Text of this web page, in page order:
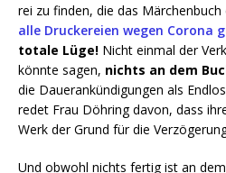
rei zu fin­den, die das
alle Dru­cke­rei­en wegen Coro­na
tota­le Lüge! Nicht ein­mal der
könn­te sagen, nichts an dem
die Dau­er­an­kün­di­gun­gen als
redet Frau Döh­ring davon, dass
Werk der Grund für die
Und obwohl nichts fer­tig ist an